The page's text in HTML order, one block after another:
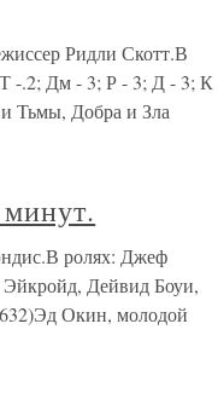
Ридли Скотт.В
-.2; Дм - 3; Р - 3; Д - 3; К
Тьмы, Добра и Зла
ролях: Джеф
Дейвид Боуи,
Окин, молодой